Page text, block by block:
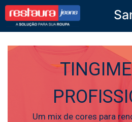
Restaura
Um mix de cores para